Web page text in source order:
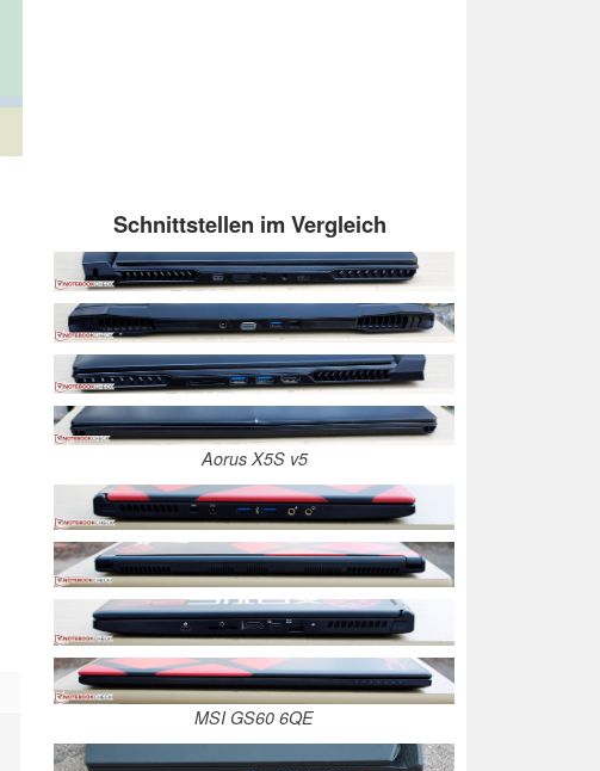
Schnittstellen im Vergleich
Aorus X5S v5
MSI GS60 6QE